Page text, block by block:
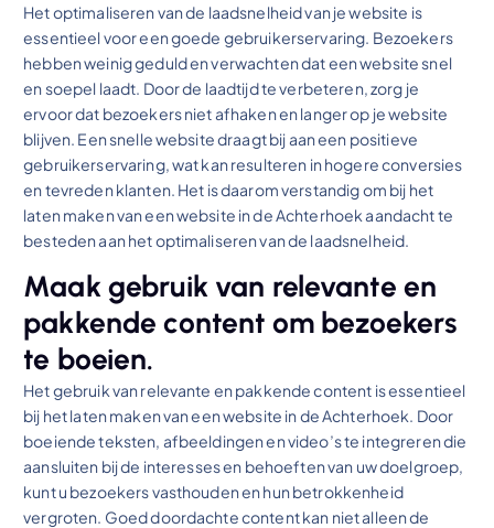
Het optimaliseren van de laadsnelheid van je website is
essentieel voor een goede gebruikerservaring. Bezoekers
hebben weinig geduld en verwachten dat een website snel
en soepel laadt. Door de laadtijd te verbeteren, zorg je
ervoor dat bezoekers niet afhaken en langer op je website
blijven. Een snelle website draagt bij aan een positieve
gebruikerservaring, wat kan resulteren in hogere conversies
en tevreden klanten. Het is daarom verstandig om bij het
laten maken van een website in de Achterhoek aandacht te
besteden aan het optimaliseren van de laadsnelheid.
Maak gebruik van relevante en
pakkende content om bezoekers
te boeien.
Het gebruik van relevante en pakkende content is essentieel
bij het laten maken van een website in de Achterhoek. Door
boeiende teksten, afbeeldingen en video’s te integreren die
aansluiten bij de interesses en behoeften van uw doelgroep,
kunt u bezoekers vasthouden en hun betrokkenheid
vergroten. Goed doordachte content kan niet alleen de